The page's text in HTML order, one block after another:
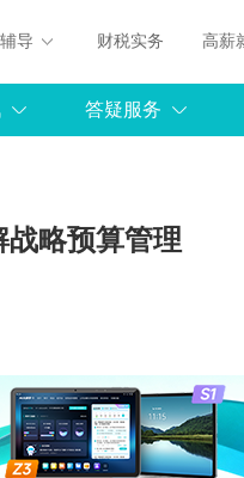
导 财税实务 高薪
答疑服务
略预算管理